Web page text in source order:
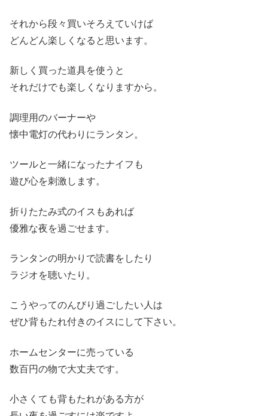
それから段々買いそろえていけば
どんどん楽しくなると思います。
新しく買った道具を使うと
それだけでも楽しくなりますから。
調理用のバーナーや
懐中電灯の代わりにランタン。
ツールと一緒になったナイフも
遊び心を刺激します。
折りたたみ式のイスもあれば
優雅な夜を過ごせます。
ランタンの明かりで読書をしたり
ラジオを聴いたり。
こうやってのんびり過ごしたい人は
ぜひ背もたれ付きのイスにして下さい。
ホームセンターに売っている
数百円の物で大丈夫です。
小さくても背もたれがある方が